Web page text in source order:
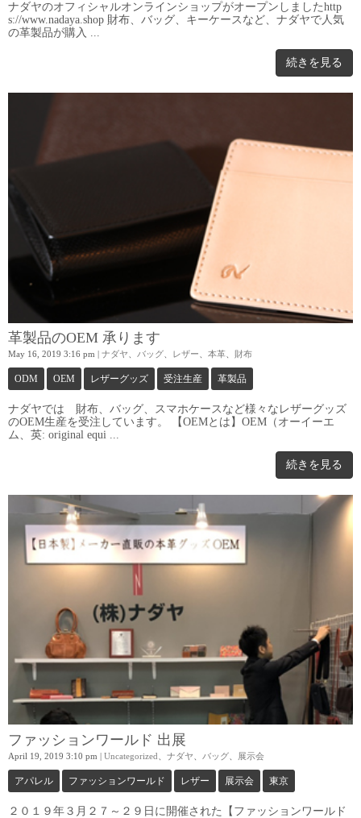
ナダヤのオフィシャルオンラインショップがオープンしましたhttp
s://www.nadaya.shop 財布、バッグ、キーケースなど、ナダヤで人気
の革製品が購入 ...
続きを見る
革製品のOEM 承ります
May 16, 2019 3:16 pm | ナダヤ バッグ レザー 本革 財布
ODM OEM レザーグッズ 受注生産 革製品
ナダヤでは 財布、バッグ、スマホケースなど様々なレザーグッズ
のOEM生産を受注しています。 【OEMとは】OEM（オーイーエ
ム、英: original equi ...
続きを見る
ファッションワールド 出展
April 19, 2019 3:10 pm | Uncategorized ナダヤ バッグ 展示会
アパレル ファッションワールド レザー 展示会 東京
２０１９年３月２７～２９日に開催された【ファッションワールド